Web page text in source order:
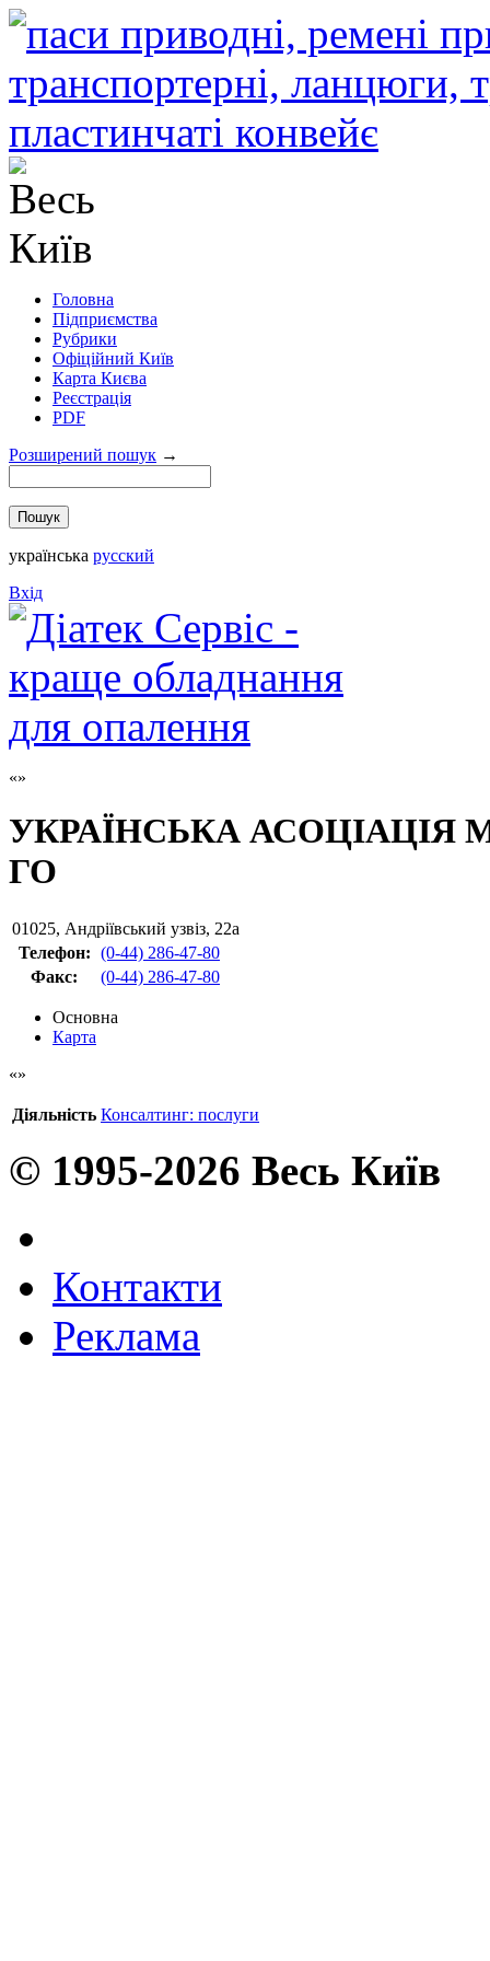
Головна
Підприємства
Рубрики
Офіційний Київ
Карта Києва
Реєстрація
PDF
Розширений пошук →
українська русский
Вхід
УКРАЇНСЬКА
ГО
01025, Андріївський узвіз, 22а
Телефон: (0-44) 286-47-80
Факс: (0-44) 286-47-80
Основна
Карта
Діяльність Консалтинг: послуги
© 1995-2026 Весь Київ
Контакти
Реклама